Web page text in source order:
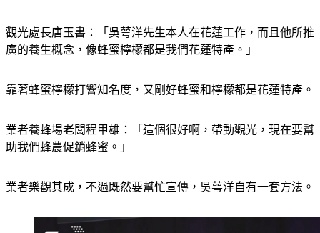
觀光處長唐玉書：「吳萼洋先生本人在花蓮工作，而且他所推
廣的養生概念，像蜂蜜檸檬都是我們花蓮特產。」
靠著蜂蜜檸檬打響知名度，又剛好蜂蜜和檸檬都是花蓮特產。
業者養蜂場老闆程甲雄：「這個很好啊，帶動觀光，現在要幫
助我們蜂農促銷蜂蜜。」
業者樂觀其成，不過既然要幫忙宣傳，吳萼洋自有一套方法。